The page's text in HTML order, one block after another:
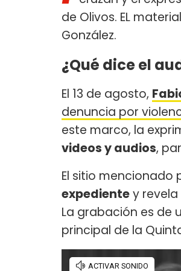
de Olivos. EL
González.
¿Qué dice el
El 13 de agosto,
denuncia por
este marco, la
videos y audios,
El sitio
expedientey
La grabación es de
principal de la